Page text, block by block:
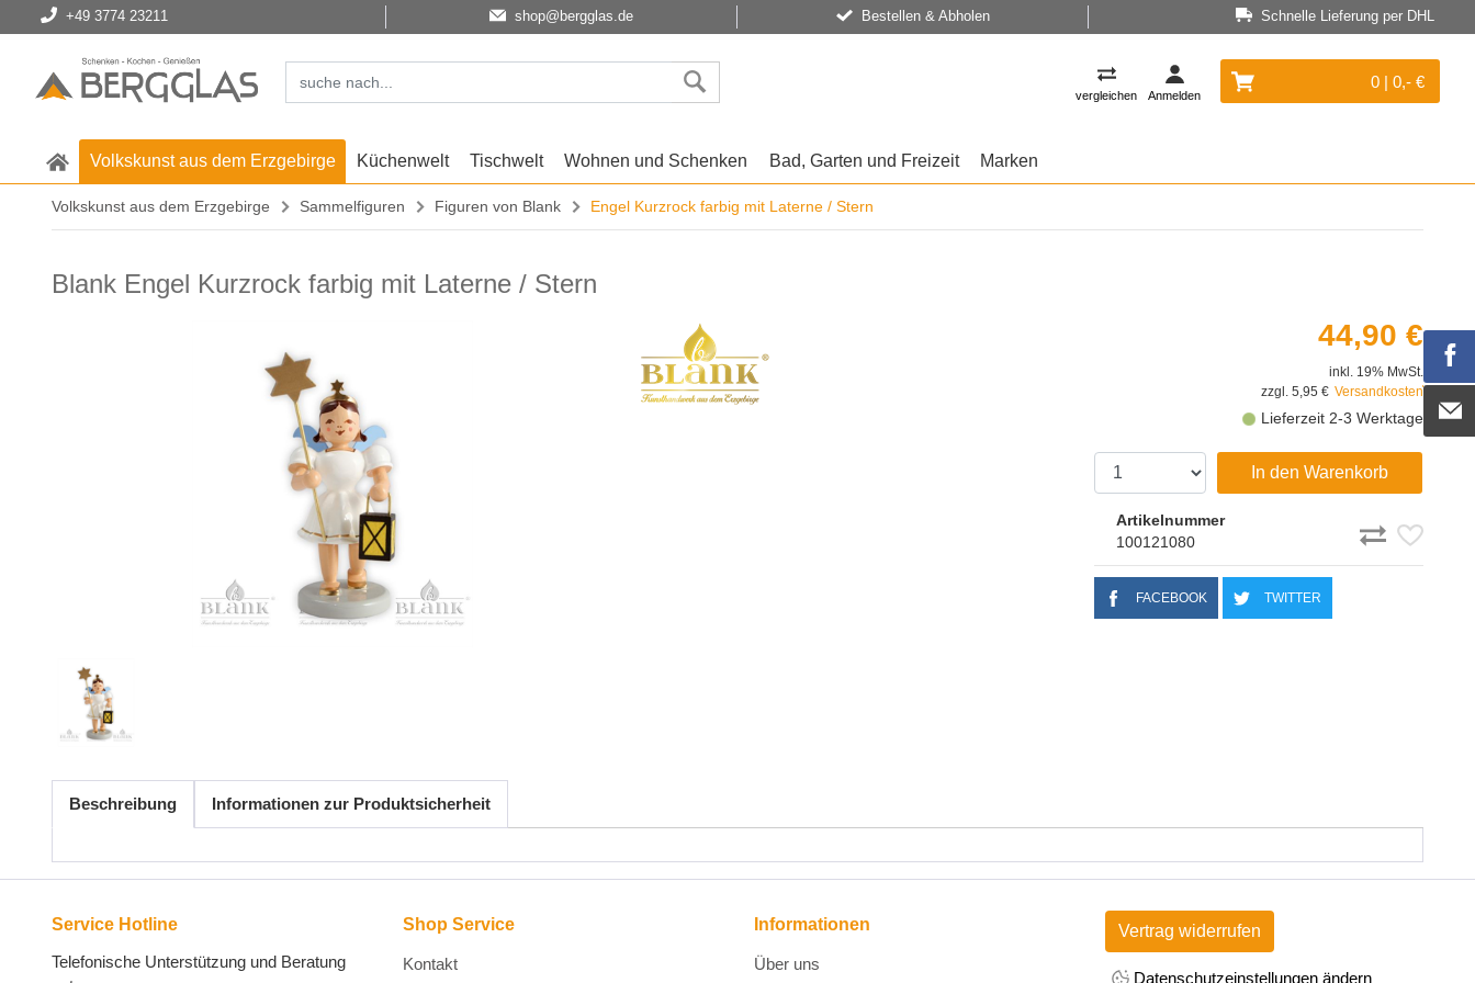
+49 3774 23211 shop@bergglas.de Bestellen & Abholen Schnelle Lieferung per DHL
vergleichen Anmelden
0 | 0,- €
Volkskunst aus dem Erzgebirge Küchenwelt Tischwelt Wohnen und Schenken Bad, Garten und Freizeit Marken
Volkskunst aus dem Erzgebirge Sammelfiguren Figuren von Blank Engel Kurzrock farbig mit Laterne / Stern
Blank Engel Kurzrock farbig mit Laterne / Stern
44,90 €
inkl. 19% MwSt.
zzgl. 5,95 € Versandkosten
Lieferzeit 2-3 Werktage
In den Warenkorb
Artikelnummer
100121080
FACEBOOK TWITTER
Beschreibung Informationen zur Produktsicherheit
Service Hotline
Telefonische Unterstützung und Beratung
Shop Service
Kontakt
Informationen
Über uns
Vertrag widerrufen
Datenschutzeinstellungen ändern